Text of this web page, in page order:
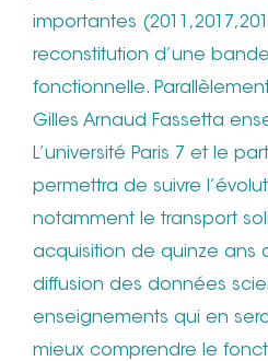
importantes
reconstitution d’une
fonctionnelle.
Gilles Arnaud Fassetta
L’université Paris 7 et le
permettra de suivre
notamment le transport
acquisition de quinze ans
diffusion des données
enseignements qui en
mieux comprendre le